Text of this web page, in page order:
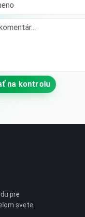
na kontrolu
pre
svete.